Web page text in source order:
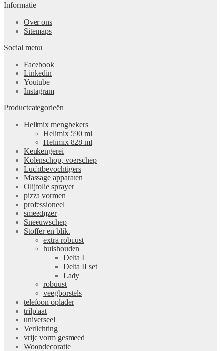
Informatie
Over ons
Sitemaps
Social menu
Facebook
Linkedin
Youtube
Instagram
Productcategorieën
Helimix mengbekers
Helimix 590 ml
Helimix 828 ml
Keukengerei
Kolenschop, voerschep
Luchtbevochtigers
Massage apparaten
Olijfolie sprayer
pizza vormen
professioneel
smeedijzer
Sneeuwschep
Stoffer en blik.
extra robuust
huishouden
Delta I
Delta II set
Lady
robuust
veegborstels
telefoon oplader
trilplaat
universeel
Verlichting
vrije vorm gesmeed
Woondecoratie